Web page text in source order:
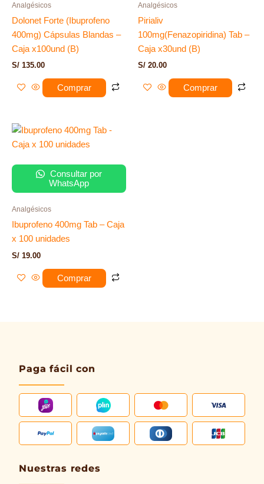
Analgésicos
Dolonet Forte (Ibuprofeno
400mg) Cápsulas Blandas –
Caja x100und (B)
S/ 135.00
Comprar
Analgésicos
Pirialiv
100mg(Fenazopiridina) Tab –
Caja x30und (B)
S/ 20.00
Comprar
Consultar por
WhatsApp
Analgésicos
Ibuprofeno 400mg Tab – Caja
x 100 unidades
S/ 19.00
Comprar
Paga fácil con
Nuestras redes